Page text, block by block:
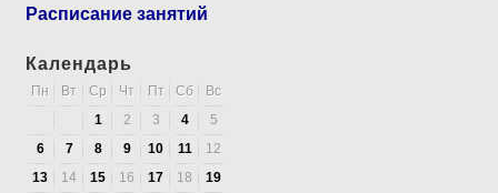
Расписание занятий
Календарь
Пн Вт Ср Чт Пт Сб
Вс
1
2 3 4
5
6
7 8 9 10 11
12
13
14 15 16 17 18
19